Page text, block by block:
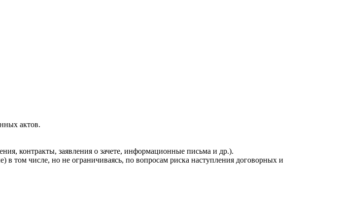
актов.
контракты, заявления о зачете, информационные письма и др.).
том числе, но не ограничиваясь, по вопросам риска наступления договорных и